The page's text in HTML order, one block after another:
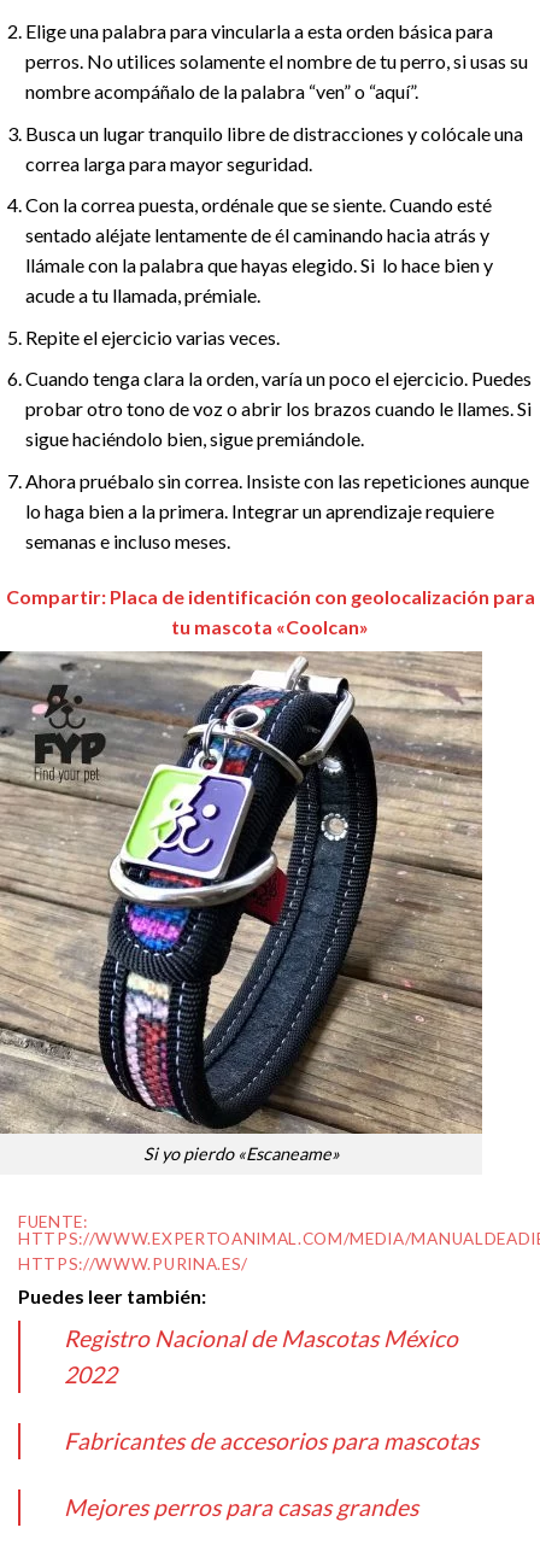
Elige una palabra para vincularla a esta orden básica para
perros. No utilices solamente el nombre de tu perro, si usas su
nombre acompáñalo de la palabra “ven” o “aquí”.
Busca un lugar tranquilo libre de distracciones y colócale una
correa larga para mayor seguridad.
Con la correa puesta, ordénale que se siente. Cuando esté
sentado aléjate lentamente de él caminando hacia atrás y
llámale con la palabra que hayas elegido. Si lo hace bien y
acude a tu llamada, prémiale.
Repite el ejercicio varias veces.
Cuando tenga clara la orden, varía un poco el ejercicio. Puedes
probar otro tono de voz o abrir los brazos cuando le llames. Si
sigue haciéndolo bien, sigue premiándole.
Ahora pruébalo sin correa. Insiste con las repeticiones aunque
lo haga bien a la primera. Integrar un aprendizaje requiere
semanas e incluso meses.
Compartir: Placa de identificación con geolocalización para
tu mascota «Coolcan»
Si yo pierdo «Escaneame»
FUENTE:
HTTPS://WWW.EXPERTOANIMAL.COM/MEDIA/
HTTPS://WWW.PURINA.ES/
Puedes leer también:
Registro Nacional de Mascotas México
2022
Fabricantes de accesorios para mascotas
Mejores perros para casas grandes